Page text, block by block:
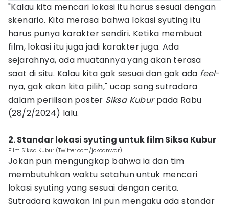
"Kalau kita mencari lokasi itu harus sesuai dengan
skenario. Kita merasa bahwa lokasi syuting itu
harus punya karakter sendiri. Ketika membuat
film, lokasi itu juga jadi karakter juga. Ada
sejarahnya, ada muatannya yang akan terasa
saat di situ. Kalau kita gak sesuai dan gak ada feel-
nya, gak akan kita pilih," ucap sang sutradara
dalam perilisan poster Siksa Kuburpada Rabu
(28/2/2024) lalu.
2. ⁠Standar lokasi syuting untuk film Siksa Kubur
Film Siksa Kubur (Twitter.com/jokoanwar)
Jokan pun mengungkap bahwa ia dan tim
membutuhkan waktu setahun untuk mencari
lokasi syuting yang sesuai dengan cerita.
Sutradara kawakan ini pun mengaku ada standar